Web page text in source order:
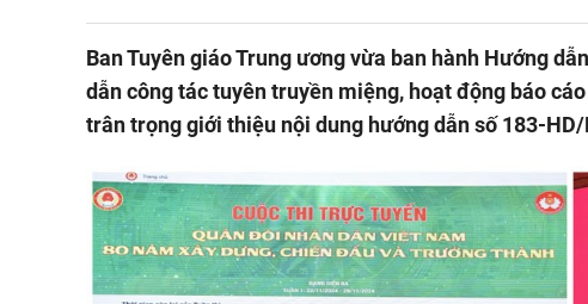
Ban Tuyên giáo Trung ương vừa ban hành Hướng
dẫn công tác tuyên truyền miệng, hoạt động báo
trân trọng giới thiệu nội dung hướng dẫn số 183-HD/